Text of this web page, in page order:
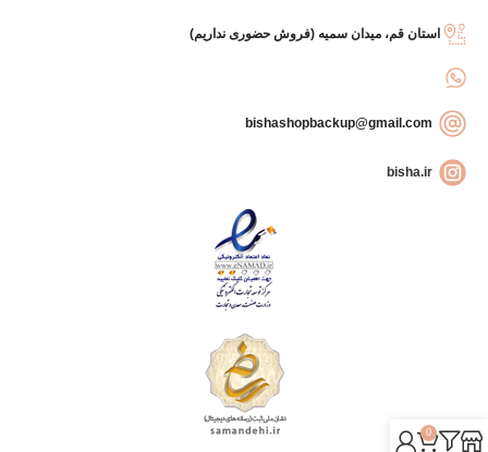
استان قم، میدان سمیه (فروش حضوری نداریم)
bisha.ir
0